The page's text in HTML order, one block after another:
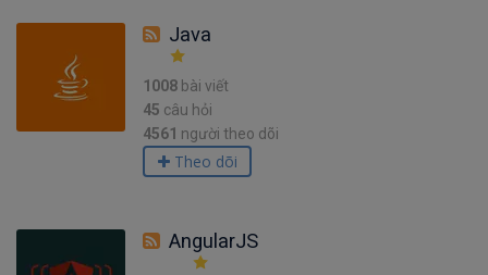
Java
1008 bài viết
45 câu hỏi
4561 người theo dõi
Theo dõi
AngularJS